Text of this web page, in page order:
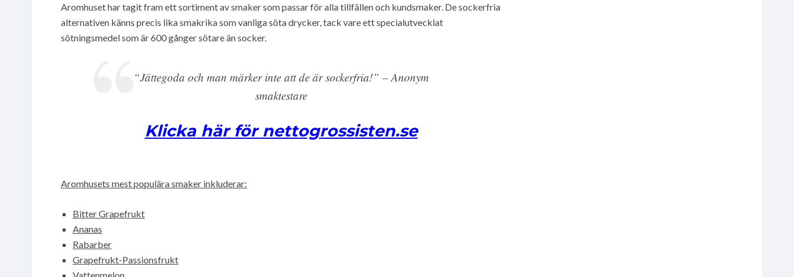
Aromhuset har tagit fram ett sortiment av smaker som passar för alla tillfällen och kundsmaker. De sockerfria
alternativen känns precis lika smakrika som vanliga söta drycker, tack vare ett specialutvecklat
sötningsmedel som är 600 gånger sötare än socker.
“Jättegoda och man märker inte att de är sockerfria!” – Anonym
smaktestare
Klicka här för nettogrossisten.se
Aromhusets mest populära smaker inkluderar:
Bitter Grapefrukt
Ananas
Rabarber
Grapefrukt-Passionsfrukt